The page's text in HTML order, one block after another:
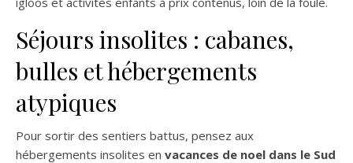
Séjours insolites : cabanes,
bulles et hébergements
atypiques
Pour sortir des sentiers battus, pensez aux
hébergements insolites en vacances de noel dans le Sud